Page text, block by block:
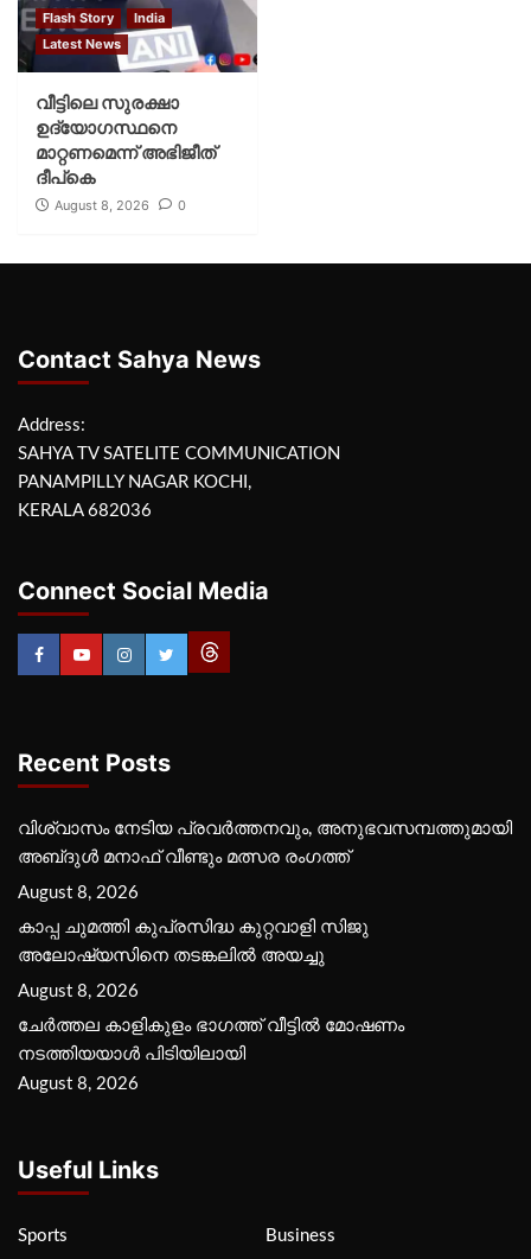
Flash Story
India
Latest News
വീട്ടിലെ സുരക്ഷാ
ഉദ്യോഗസ്ഥനെ
മാറ്റണമെന്ന് അഭിജീത്
ദീപ്‌കെ
August 8, 2026 0
Contact Sahya News
Address:
SAHYA TV SATELITE COMMUNICATION
PANAMPILLY NAGAR KOCHI,
KERALA 682036
Connect Social Media
Recent Posts
വിശ്വാസം നേടിയ പ്രവർത്തനവും, അനുഭവസമ്പത്തുമായി
അബ്‌ദുൾ മനാഫ് വീണ്ടും മത്സര രംഗത്ത്
August 8, 2026
കാപ്പ ചുമത്തി കുപ്രസിദ്ധ കുറ്റവാളി സിജു
അലോഷ്യസിനെ തടങ്കലിൽ അയച്ചു
August 8, 2026
ചേർത്തല കാളികുളം ഭാഗത്ത് വീട്ടിൽ മോഷണം
നടത്തിയയാൾ പിടിയിലായി
August 8, 2026
Useful Links
Sports Business